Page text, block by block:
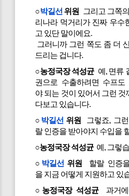
○박길선 위원
그리고 그쪽
리나라 먹거리가 진짜 우수
고 있단 말이에요.
그러니까 그런 쪽도 좀 더
드리는 겁니다.
○농정국장 석성균예, 면류
권으로 수출하려면 수프
야 되는 것이 있어서 그런 것
다보고 있습니다.
○ 박길선 위원
그렇죠, 그
랄 인증을 받아야지 수입을
○농정국장 석성균예, 그렇
○ 박길선 위원
할랄 인증
을 지금 어떻게 지원하고 있
○농정국장 석성균과거에